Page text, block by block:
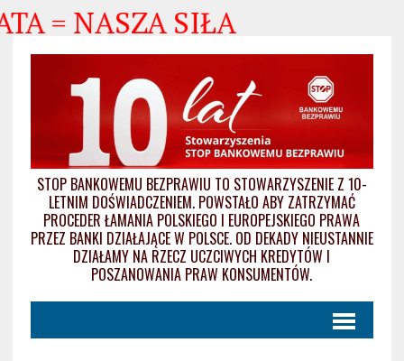
NASZA SIŁA
STOP BANKOWEMU BEZPRAWIU TO STOWARZYSZENIE Z 10-
LETNIM DOŚWIADCZENIEM. POWSTAŁO ABY ZATRZYMAĆ
PROCEDER ŁAMANIA POLSKIEGO I EUROPEJSKIEGO PRAWA
PRZEZ BANKI DZIAŁAJĄCE W POLSCE. OD DEKADY NIEUSTANNIE
DZIAŁAMY NA RZECZ UCZCIWYCH KREDYTÓW I
POSZANOWANIA PRAW KONSUMENTÓW.